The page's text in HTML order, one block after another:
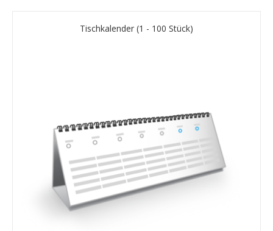
Tischkalender (1 - 100 Stück)